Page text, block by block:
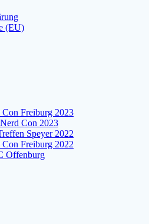
(EU)
Freiburg 2023
Con 2023
Speyer 2022
Freiburg 2022
Offenburg